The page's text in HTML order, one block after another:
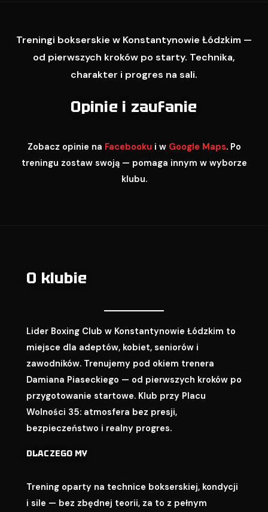
Treningi bokserskie w Konstantynowie Łódzkim —
od pierwszych kroków po starty. Technika,
charakter i progres na sali.
Opinie i zaufanie
Zobacz opinie na Facebooku i w Google Maps. Po
treningu zostaw swoją — pomaga innym w wyborze
klubu.
O klubie
Lider Boxing Club w Konstantynowie Łódzkim to
miejsce dla adeptów, kobiet, seniorów i
zawodników. Trenujemy pod okiem trenera
Damiana Piaseckiego — od pierwszych kroków po
przygotowanie startowe. Klub przy Placu
Wolności 35: atmosfera bez presji,
bezpieczeństwo i realny progres.
DLACZEGO MY
Trening oparty na technice bokserskiej, kondycji
i sile — bez zbędnej teorii, za to z pełnym